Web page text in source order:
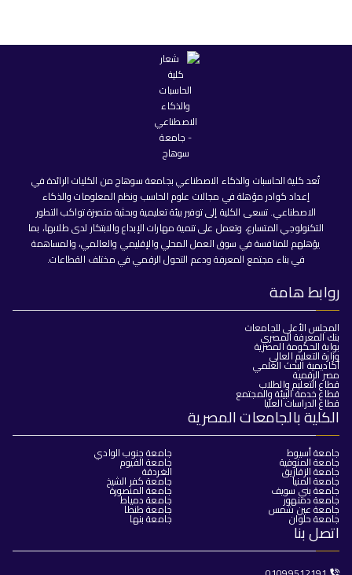
تُعد كلية الحاسبات والذكاء الاصطناعي بجامعة سوهاج من الكليات الرائدة في
إعداد كوادر مؤهلة في مجالات علوم الحاسب ونظم المعلومات والذكاء
الاصطناعي. تسعى الكلية إلى توفير بيئة تعليمية وبحثية متميزة تواكب التطور
التكنولوجي المتسارع، وتعمل على تنمية مهارات الإبداع والابتكار لدى طلابها، بما
يؤهلهم للمنافسة في سوق العمل المحلي والإقليمي والعالمي، والمساهمة
في بناء مجتمع المعرفة ودعم التحول الرقمي في مختلف القطاعات.
روابط هامة
المجلس الأعلى للجامعات
بنك المعرفة المصري
بوابة الحكومة المصرية
وزارة التعليم العالي
أكاديمية البحث العلمي
مصر الرقمية
قطاع التعليم والطلاب
قطاع خدمة البيئة والمجتمع
قطاع الدراسات العليا
الكلية بالجامعات المصرية
جامعة أسيوط
جامعة المنوفية
جامعة الزقازيق
جامعة المنيا
جامعة بني سويف
جامعة دمنهور
جامعة عين شمس
جامعة حلوان
جامعة جنوب الوادي
جامعة الفيوم
الغردقة
جامعة كفر الشيخ
جامعة المنصورة
جامعة دمياط
جامعة طنطا
جامعة بنها
اتصل بنا